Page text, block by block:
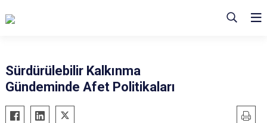
Sürdürülebilir Kalkınma
Gündeminde Afet Politikaları